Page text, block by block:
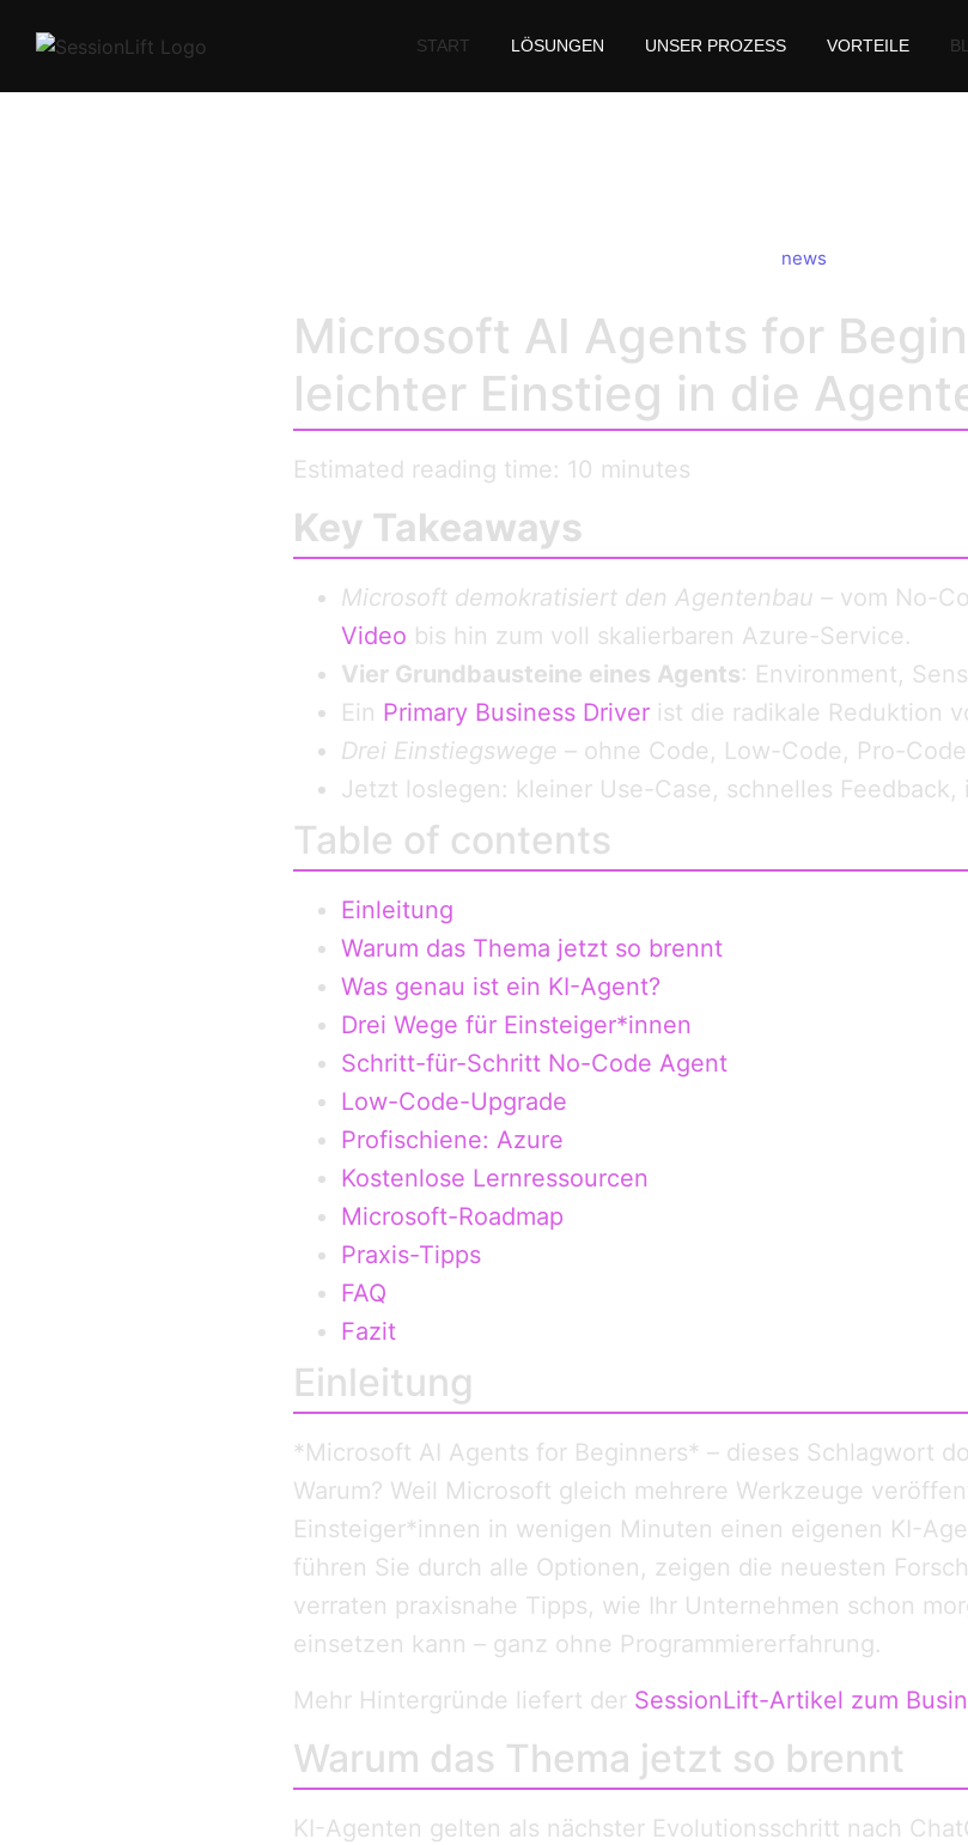
START LÖSUNGEN UNSER PROZESS VORTEILE
news
Microsoft AI Agents for
leichter Einstieg in die
Estimated reading time: 10 minutes
Key Takeaways
Microsoft demokratisiert den Agentenbau – vom No-
Video bis hin zum voll skalierbaren Azure-Service.
Vier Grundbausteine eines Agents: Environment,
Ein Primary Business Driverist die radikale Reduktion
Drei Einstiegswege – ohne Code, Low-Code, Pro-
Jetzt loslegen: kleiner Use-Case, schnelles Feedback,
Table of contents
Einleitung
Warum das Thema jetzt so brennt
Was genau ist ein KI-Agent?
Drei Wege für Einsteiger*innen
Schritt-für-Schritt No-Code Agent
Low-Code-Upgrade
Profischiene: Azure
Kostenlose Lernressourcen
Microsoft-Roadmap
Praxis-Tipps
FAQ
Fazit
Einleitung
*Microsoft AI Agents for Beginners* – dieses Schlagwort
Warum? Weil Microsoft gleich mehrere Werkzeuge
Einsteiger*innen in wenigen Minuten einen eigenen KI-
führen Sie durch alle Optionen, zeigen die neuesten
verraten praxisnahe Tipps, wie Ihr Unternehmen schon
einsetzen kann – ganz ohne Programmiererfahrung.
Mehr Hintergründe liefert der SessionLift-Artikel zum
Warum das Thema jetzt so brennt
KI-Agenten gelten als nächster Evolutionsschritt nach